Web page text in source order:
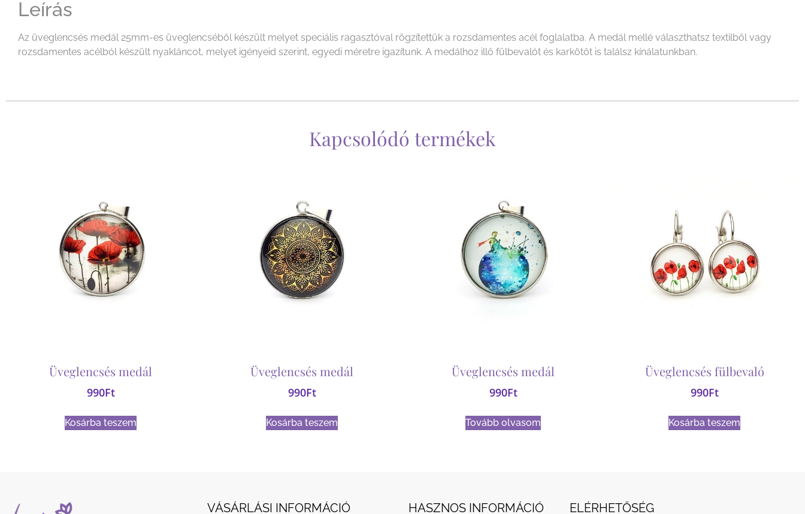
Leírás
Az üveglencsés medál 25mm-es üveglencséből készült melyet speciális ragasztóval rögzítettük a rozsdamentes acél foglalatba. A medál mellé választhatsz textilből vagy
rozsdamentes acélból készült nyakláncot, melyet igényeid szerint, egyedi méretre igazítunk. A medálhoz illő fülbevalót és karkötőt is találsz kínálatunkban.
Kapcsolódó termékek
Üveglencsés medál
990Ft
Kosárba teszem
Üveglencsés medál
990Ft
Kosárba teszem
Üveglencsés medál
990Ft
Tovább olvasom
Üveglencsés fülbevaló
990Ft
Kosárba teszem
VÁSÁRLÁSI INFORMÁCIÓ HASZNOS INFORMÁCIÓ ELÉRHETŐSÉG